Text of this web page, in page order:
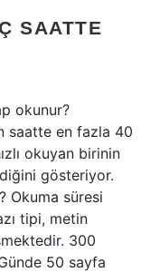
SAATTE
okunur?
saatte en fazla 40
okuyan birinin
gösteriyor.
Okuma süresi
tipi, metin
300
50 sayfa